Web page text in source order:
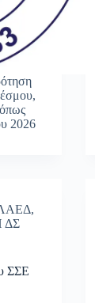
2026
,
ΔΣ
ΣΣΕ